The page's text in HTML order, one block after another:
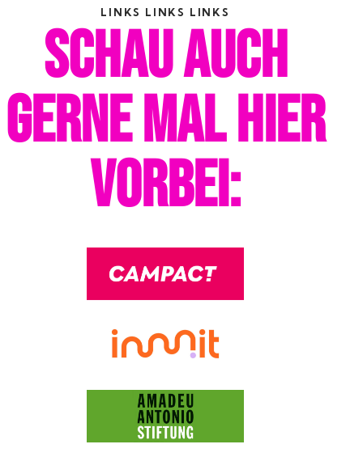
LINKS LINKS LINKS
SCHAU AUCH
GERNE MAL HIER
VORBEI: